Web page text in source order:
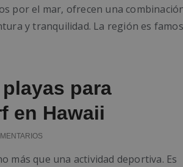
por el mar, ofrecen una
y tranquilidad. La región es
para
en Hawaii
más que una actividad deportiva. Es